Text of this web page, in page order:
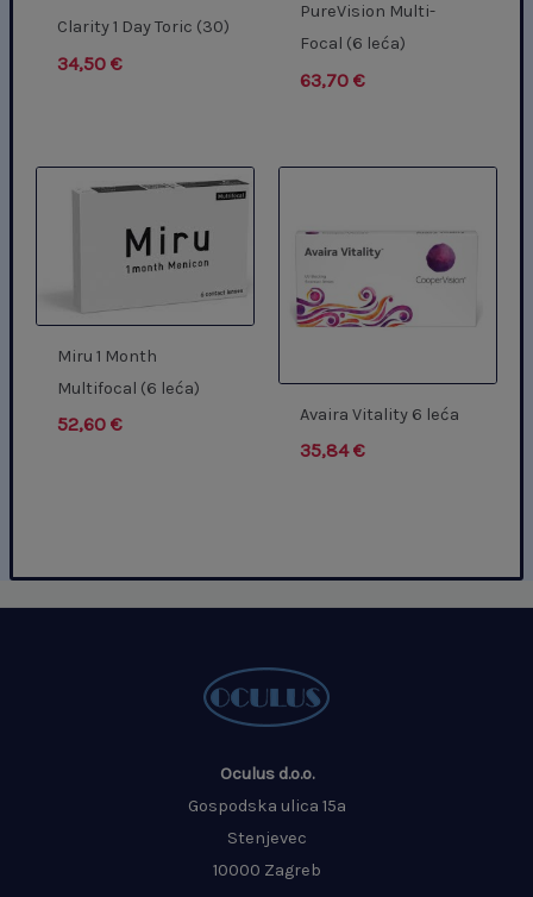
Clarity 1 Day Toric (30)
34,50 €
PureVision Multi-
Focal (6 leća)
63,70 €
Miru 1 Month
Multifocal (6 leća)
52,60 € Avaira Vitality 6 leća
35,84€
Oculus d.o.o.
Gospodska ulica 15a
Stenjevec
10000 Zagreb